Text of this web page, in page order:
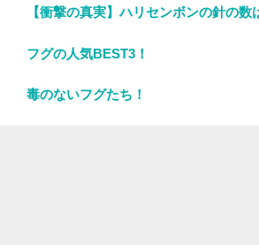
【衝撃の真実】ハリセンボンの針の数
フグの人気BEST3！
毒のないフグたち！